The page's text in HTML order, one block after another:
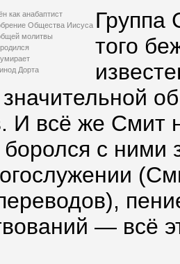
как анабаптист
Общества Иисуса
молитвы
Дорта
Группа
того
И всё же Смит
с ними
— всё